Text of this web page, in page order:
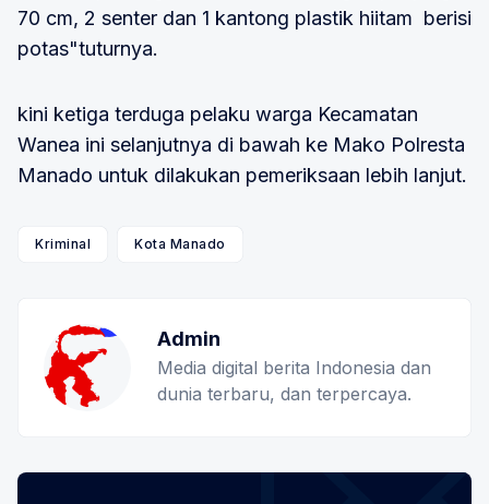
70 cm, 2 senter dan 1 kantong plastik hiitam berisi
potas"tuturnya.
kini ketiga terduga pelaku warga Kecamatan
Wanea ini selanjutnya di bawah ke Mako Polresta
Manado untuk dilakukan pemeriksaan lebih lanjut.
Kriminal Kota Manado
Admin
Media digital berita Indonesia dan
dunia terbaru, dan terpercaya.